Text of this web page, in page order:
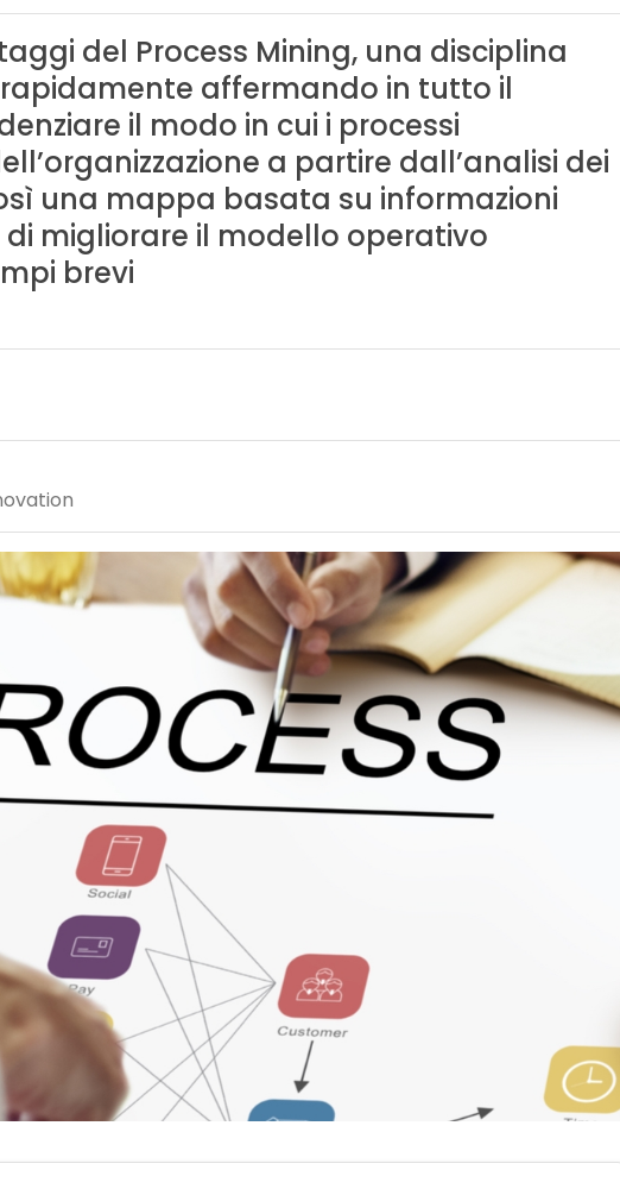
del Process Mining, una disciplina
affermando in tutto il
il modo in cui i processi
a partire dall’analisi dei
una mappa basata su informazioni
migliorare il modello operativo
brevi